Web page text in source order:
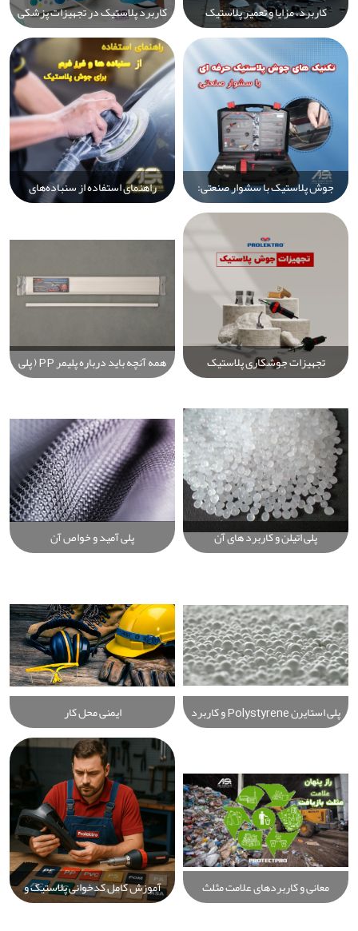
کاربرد، مزایا و تعمیر پلاستیک
خودرو | معرفی انواع پلاستیک‌ها و
روش‌های حرفه‌ای جوشکاری و
بازسازی قطعات
کاربرد پلاستیک در تجهیزات پزشکی
و اهمیت جوش پلاستیک در تولید و
ترمیم قطعات پلیمری
جوش پلاستیک با سشوار صنعتی:
آموزش تکنیک‌های حرفه‌ای، نکات
کاربردی و راهنمای خرید
دستگاه‌های Prolektro
راهنمای استفاده از سنباده‌های
جوشکاری پلاستیک و فرز فرم
تجهیزات جوشکاری پلاستیک
Prolektro: راهنمای جامع خرید
صنعتی
همه آنچه باید درباره پلیمر PP ( پلی
پروپیلن ) بدانید
پلی اتیلن و کاربرد های آن پلی آمید و خواص آن
پلی استایرن Polystyrene و کاربرد
های آن
ایمنی محل کار
معانی و کاربردهای علامت مثلث
بازیافت پلاستیک: راهنمای جامع
آموزش کامل کدخوانی پلاستیک و
شناسایی انواع پلاستیک‌ها برای